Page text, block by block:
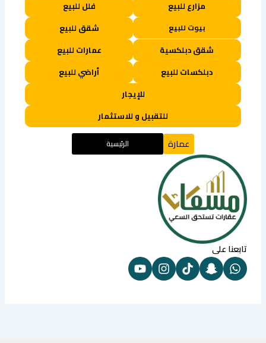
مزارع للبيع فلل للبيع
بيوت للبيع
شقق للبيع
شقق دبلكسية
عمارات للبيع
دبلكسات للبيع
أراضي للبيع
للإيجار
للتقبيل و للاستثمار
عمارة الرئيسية
تابعنا على